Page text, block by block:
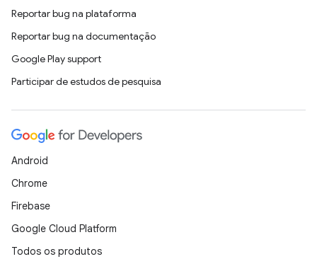
Reportar bug na plataforma
Reportar bug na documentação
Google Play support
Participar de estudos de pesquisa
Android
Chrome
Firebase
Google Cloud Platform
Todos os produtos